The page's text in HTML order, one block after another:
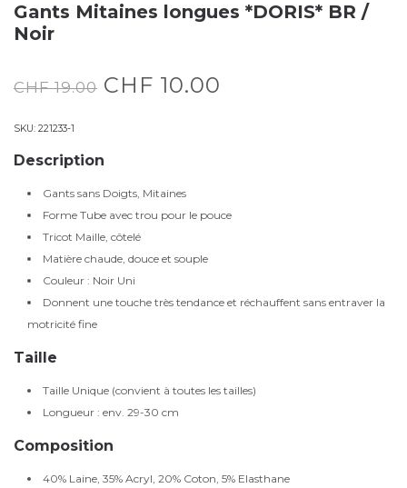
Gants Mitaines longues *DORIS* BR /
Noir
CHF19.00 CHF 10.00
SKU: 221233-1
Description
Gants sans Doigts, Mitaines
Forme Tube avec trou pour le pouce
Tricot Maille, côtelé
Matière chaude, douce et souple
Couleur : Noir Uni
Donnent une touche très tendance et réchauffent sans entraver la
motricité fine
Taille
Taille Unique (convient à toutes les tailles)
Longueur : env. 29-30 cm
Composition
40% Laine, 35% Acryl, 20% Coton, 5% Elasthane